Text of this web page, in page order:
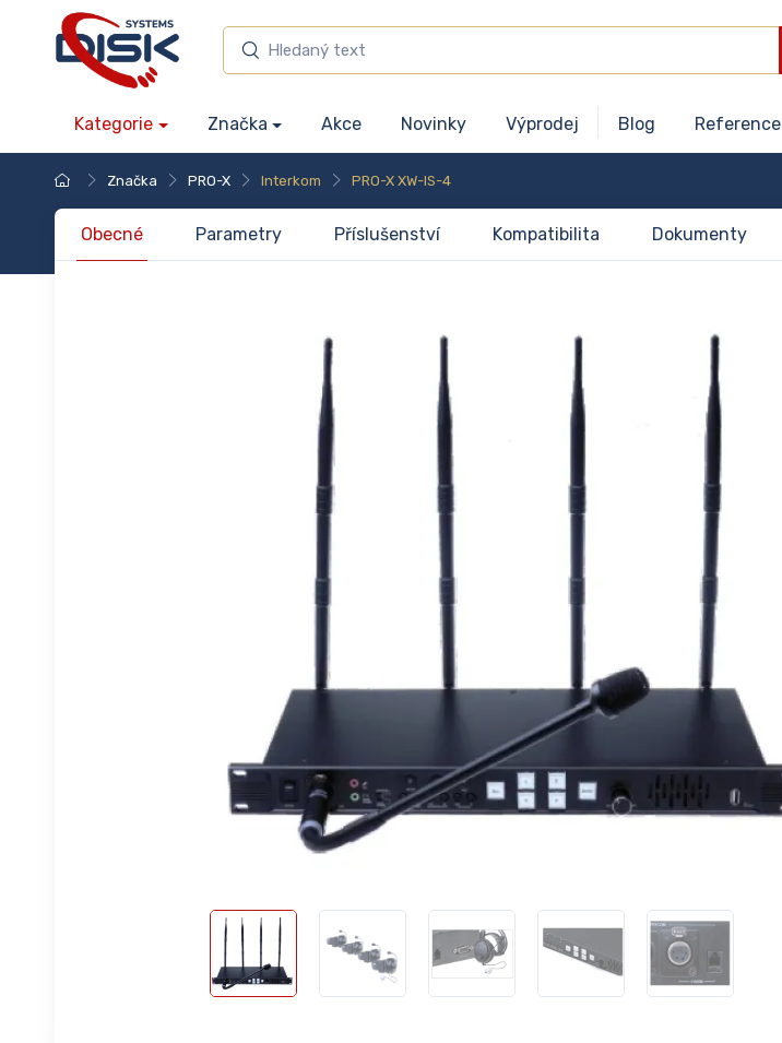
Kategorie Značka Akce Novinky Výprodej Blog Reference
Značka PRO-X Interkom PRO-X XW-IS-4
Obecné Parametry Příslušenství Kompatibilita Dokumenty